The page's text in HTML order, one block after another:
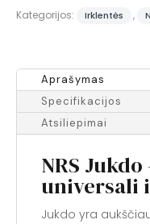
Kategorijos: Irklentės ,
Aprašymas
Specifikacijos
Atsiliepimai
NRS
universali
Jukdo yra